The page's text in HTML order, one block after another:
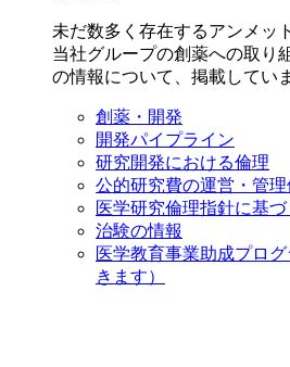
未だ数多く存在するアンメッ
当社グループの創薬への取り
の情報について、掲載してい
創薬・開発
開発パイプライン
研究開発における倫理
公的研究費の運営・管理
医学研究倫理指針に基
治験の情報
医学教育事業助成プログ
きます）